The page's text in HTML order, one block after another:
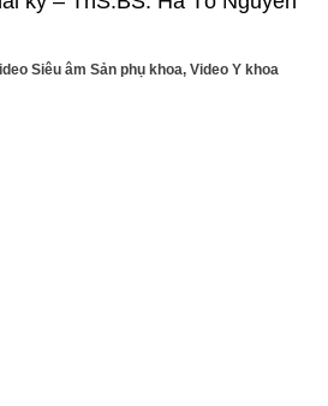
Siêu âm Sản phụ khoa, Video Y khoa